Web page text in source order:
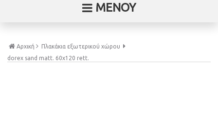
ΜΕΝΟΥ
Αρχική
Πλακάκια εξωτερικού χώρου
dorex sand matt. 60x120 rett.